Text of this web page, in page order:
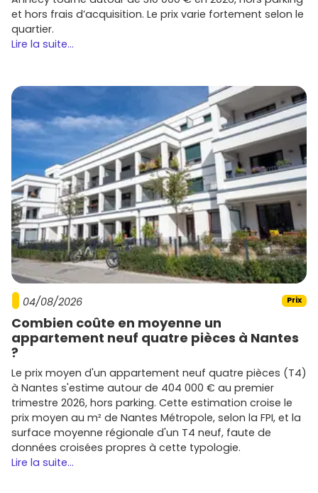
et hors frais d’acquisition. Le prix varie fortement selon le
quartier.
Lire la suite...
04/08/2026 Prix
Combien coûte en moyenne un
appartement neuf quatre pièces à Nantes
?
Le prix moyen d'un appartement neuf quatre pièces (T4)
à Nantes s'estime autour de 404 000 € au premier
trimestre 2026, hors parking. Cette estimation croise le
prix moyen au m² de Nantes Métropole, selon la FPI, et la
surface moyenne régionale d'un T4 neuf, faute de
données croisées propres à cette typologie.
Lire la suite...